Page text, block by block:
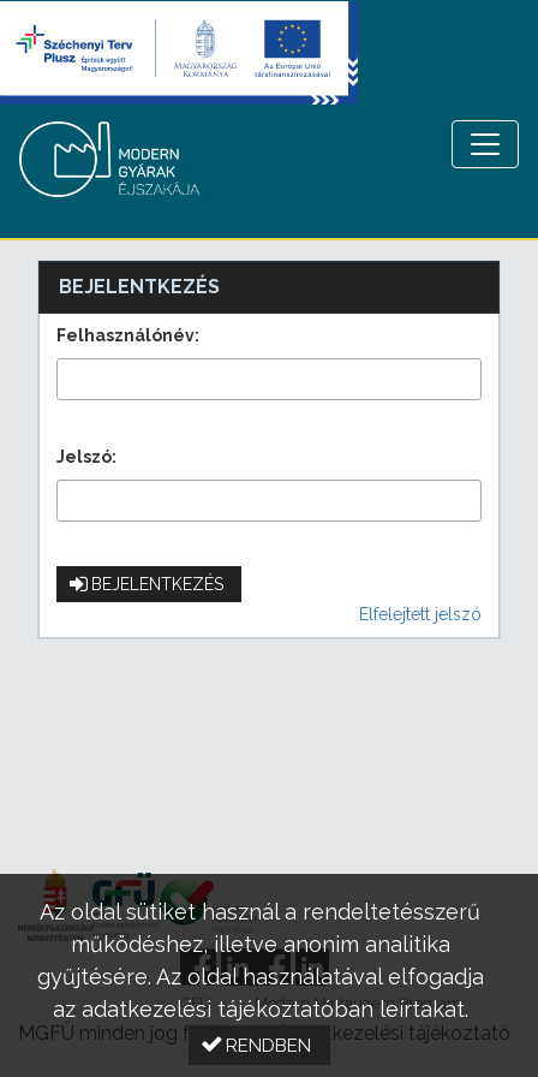
BEJELENTKEZÉS
Felhasználónév:
Jelszó:
BEJELENTKEZÉS
Elfelejtett jelszó
GFÜ Modern Mintaüzem Program
MGFÜ minden jog fenntartva |Adatkezelési tájékoztató
Az oldal sütiket használ a rendeltetésszerű
működéshez, illetve anonim analitika
gyűjtésére. Az oldal használatával elfogadja
az adatkezelési tájékoztatóban leírtakat.
RENDBEN